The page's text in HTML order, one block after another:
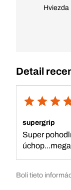
Hviezda
Detail
supergrip
Super
Boli tieto